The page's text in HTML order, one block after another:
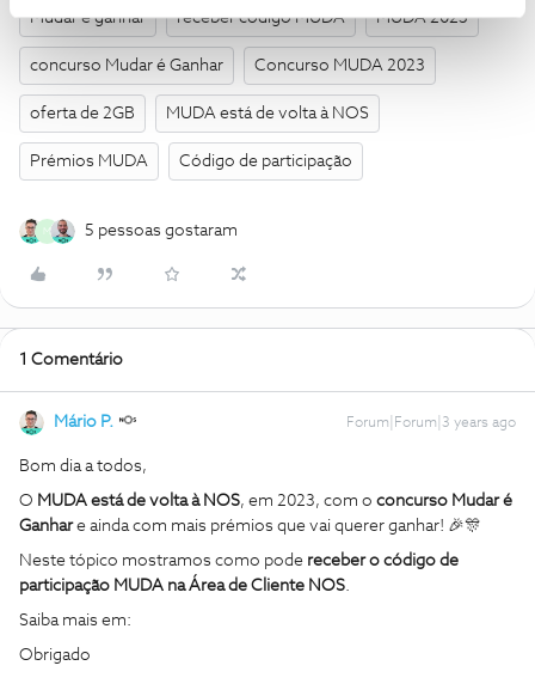
Mudar é ganhar receber código MUDA MUDA 2023
concurso Mudar é Ganhar Concurso MUDA 2023
oferta de 2GB MUDA está de volta à NOS
Prémios MUDA Código de participação
M 5 pessoas gostaram
1 Comentário
Mário P. Forum|Forum|3 years ago
Bom dia a todos,
O MUDA está de volta à NOS, em 2023, com o concurso Mudar é
Ganhare ainda com mais prémios que vai querer ganhar! 🎉🎊
Neste tópico mostramos como pode receber o código de
participação MUDA na Área de Cliente NOS.
Saiba mais em:
Obrigado